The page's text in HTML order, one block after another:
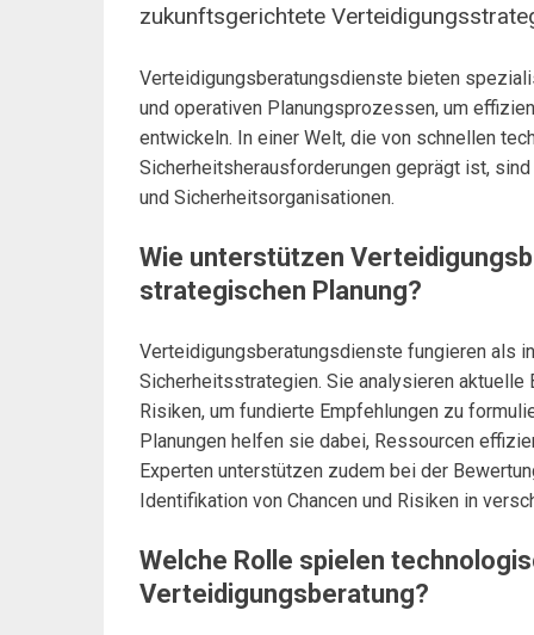
zukunftsgerichtete
Verteidigungsberatungsdienste bieten
und operativen Planungsprozessen, um
entwickeln. In einer Welt, die von schnellen
Sicherheitsherausforderungen geprägt ist,
und Sicherheitsorganisationen.
Wie unterstützen
strategischen Planung?
Verteidigungsberatungsdienste fungieren als
Sicherheitsstrategien. Sie analysieren
Risiken, um fundierte Empfehlungen zu
Planungen helfen sie dabei, Ressourcen
Experten unterstützen zudem bei der
Identifikation von Chancen und Risiken in
Welche Rolle spielen
Verteidigungsberatung?